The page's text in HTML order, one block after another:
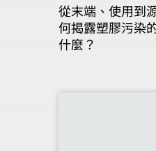
從末端、使用到
何揭露塑膠污染
什麼？